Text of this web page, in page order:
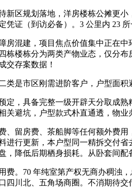
新区规划落地，洋房楼栋公摊更小
凭证（到访必备）。3 公里内 23
混建，项目焦点价值集中正在中
栋楼栋分为两类产物业态，仅分
交存案数据！
市区刚需进阶客户，户型面积
，具备完整一级开辟天分取成熟
关避坑，户型款式朴直通透，物
留房费、茶船脚等任何额外费用
进行更新，本户型同一精拆交付
，降低后期栖身损耗。从卧套间
。70 年纯室第产权无商办稠浊，
四川北、五角场商圈。不消期待